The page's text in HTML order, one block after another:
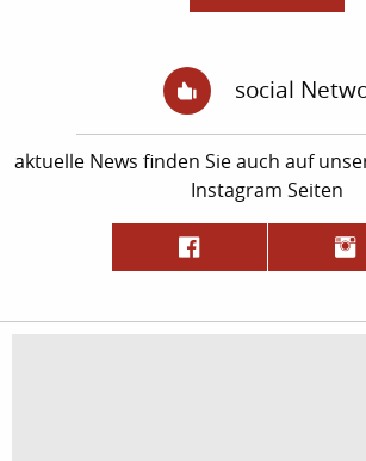
social
aktuelle News finden Sie auch auf
Instagram Seiten